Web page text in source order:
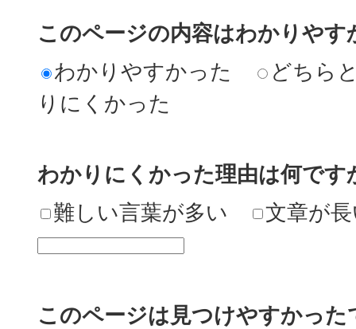
このページの内容はわかりやす
わかりやすかった
どちら
りにくかった
わかりにくかった理由は何です
難しい言葉が多い
文章が
このページは見つけやすかった